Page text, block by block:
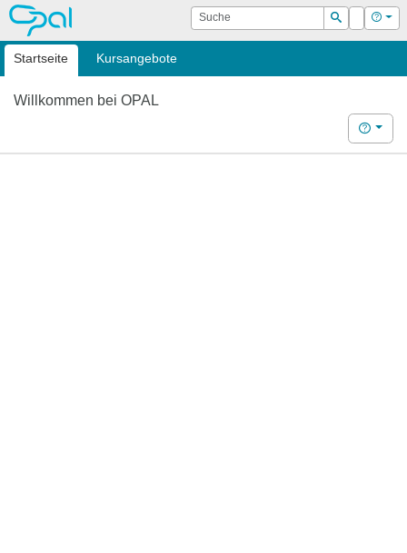
OPAL Suche
Suchen
Login Hilfe
Startseite Kursangebote
Willkommen bei OPAL
Hilfe